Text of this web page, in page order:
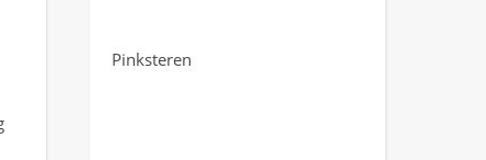
Pinksteren